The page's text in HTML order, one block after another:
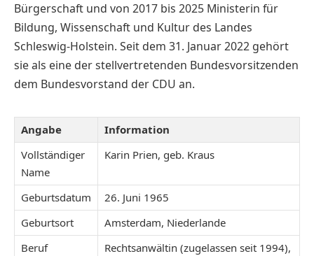
Bürgerschaft und von 2017 bis 2025 Ministerin für
Bildung, Wissenschaft und Kultur des Landes
Schleswig-Holstein. Seit dem 31. Januar 2022 gehört
sie als eine der stellvertretenden Bundesvorsitzenden
dem Bundesvorstand der CDU an.
Angabe
Information
Vollständiger
Name
Karin Prien, geb. Kraus
Geburtsdatum
26. Juni 1965
Geburtsort
Amsterdam, Niederlande
Beruf
Rechtsanwältin (zugelassen seit 1994),